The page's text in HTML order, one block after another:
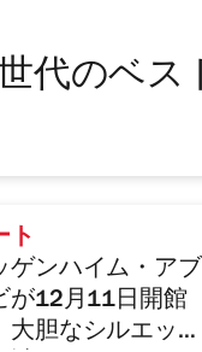
代のベ
ト
ゲンハイム・アブ
が12月11日開館
大胆なシルエット